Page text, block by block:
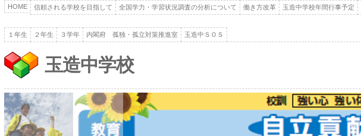
HOME 信頼される学校を目指して 全国学力・学習状況調査の分析について 働き方改革 玉造中学校年間行事予定
１年生
２年生 ３学年 内閣府 孤独・孤立対策推進室 玉造中ＳＯＳ
玉造中学校